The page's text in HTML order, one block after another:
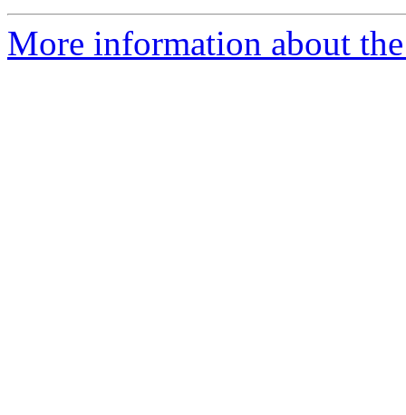
More information about